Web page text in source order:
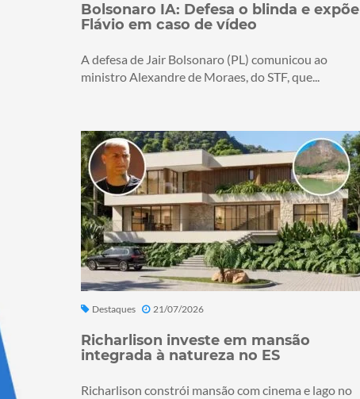
Bolsonaro IA: Defesa o blinda e expõe
Flávio em caso de vídeo
A defesa de Jair Bolsonaro (PL) comunicou ao
ministro Alexandre de Moraes, do STF, que...
Destaques 21/07/2026
Richarlison investe em mansão
integrada à natureza no ES
Richarlison constrói mansão com cinema e lago no